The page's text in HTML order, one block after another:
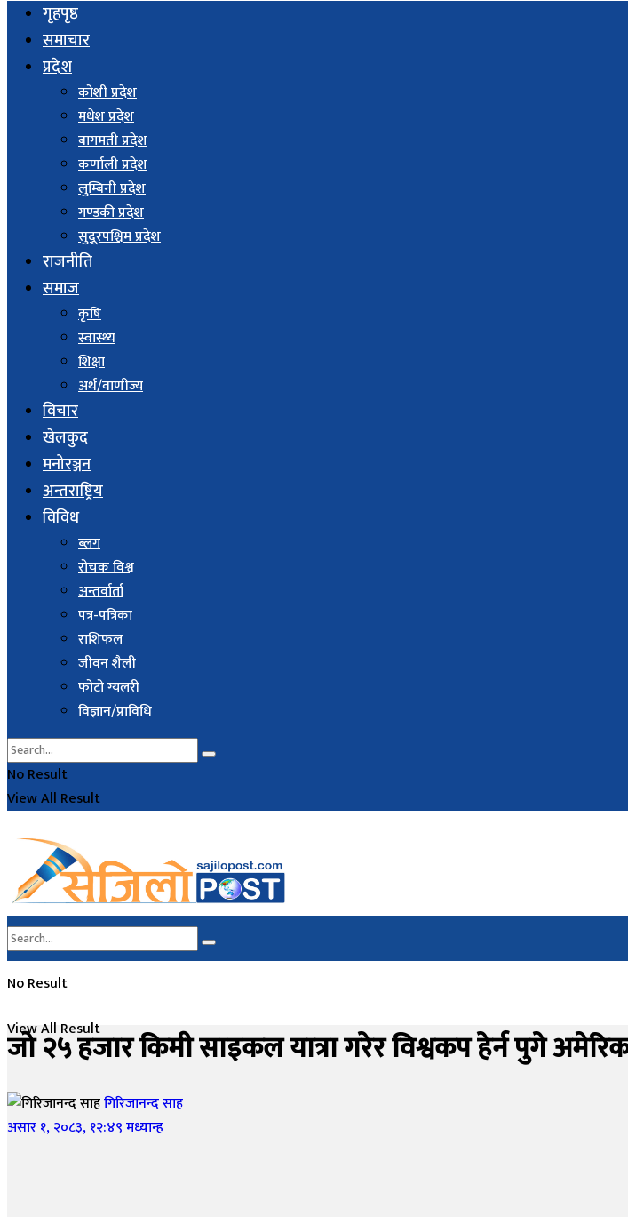
गृहपृष्ठ
समाचार
प्रदेश
कोशी प्रदेश
मधेश प्रदेश
बागमती प्रदेश
कर्णाली प्रदेश
लुम्बिनी प्रदेश
गण्डकी प्रदेश
सुदूरपश्चिम प्रदेश
राजनीति
समाज
कृषि
स्वास्थ्य
शिक्षा
अर्थ/वाणीज्य
विचार
खेलकुद
मनोरञ्जन
अन्तराष्ट्रिय
विविध
ब्लग
रोचक विश्व
अन्तर्वार्ता
पत्र-पत्रिका
राशिफल
जीवन शैली
फोटो ग्यलरी
विज्ञान/प्राविधि
No Result
View All Result
No Result
View All Result
जो २५ हजार किमी साइकल यात्रा गरेर विश्वकप हेर्न पुगे
गिरिजानन्द साह
असार १, २०८३, १२:४९ मध्यान्ह